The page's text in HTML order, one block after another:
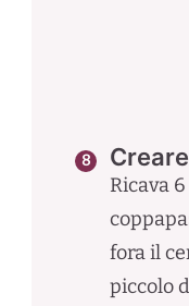
Ricava
fora il
piccolo